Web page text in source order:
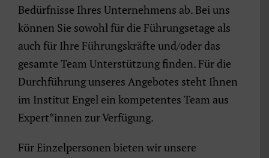
Bedürfnisse Ihres Unternehmens ab. Bei uns
können Sie sowohl für die Führungsetage als
auch für Ihre Führungskräfte und/oder das
gesamte Team Unterstützung finden. Für die
Durchführung unseres Angebotes steht Ihnen
im Institut Engel ein kompetentes Team aus
Expert*innen zur Verfügung.
Für Einzelpersonen bieten wir unsere